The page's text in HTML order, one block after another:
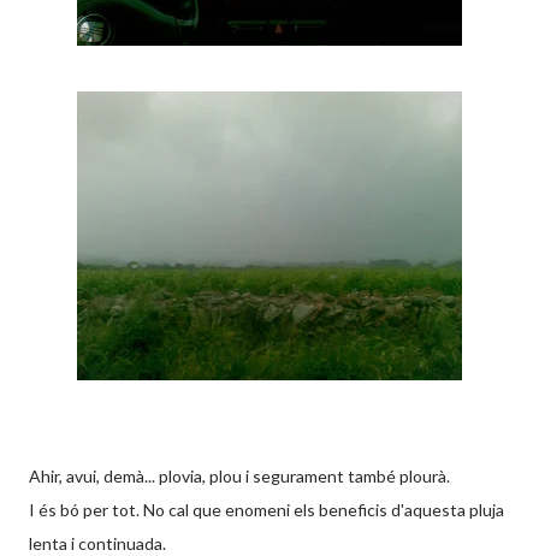
Ahir, avui, demà... plovia, plou i segurament també plourà.
I és bó per tot. No cal que enomeni els beneficis d'aquesta pluja
lenta i continuada.